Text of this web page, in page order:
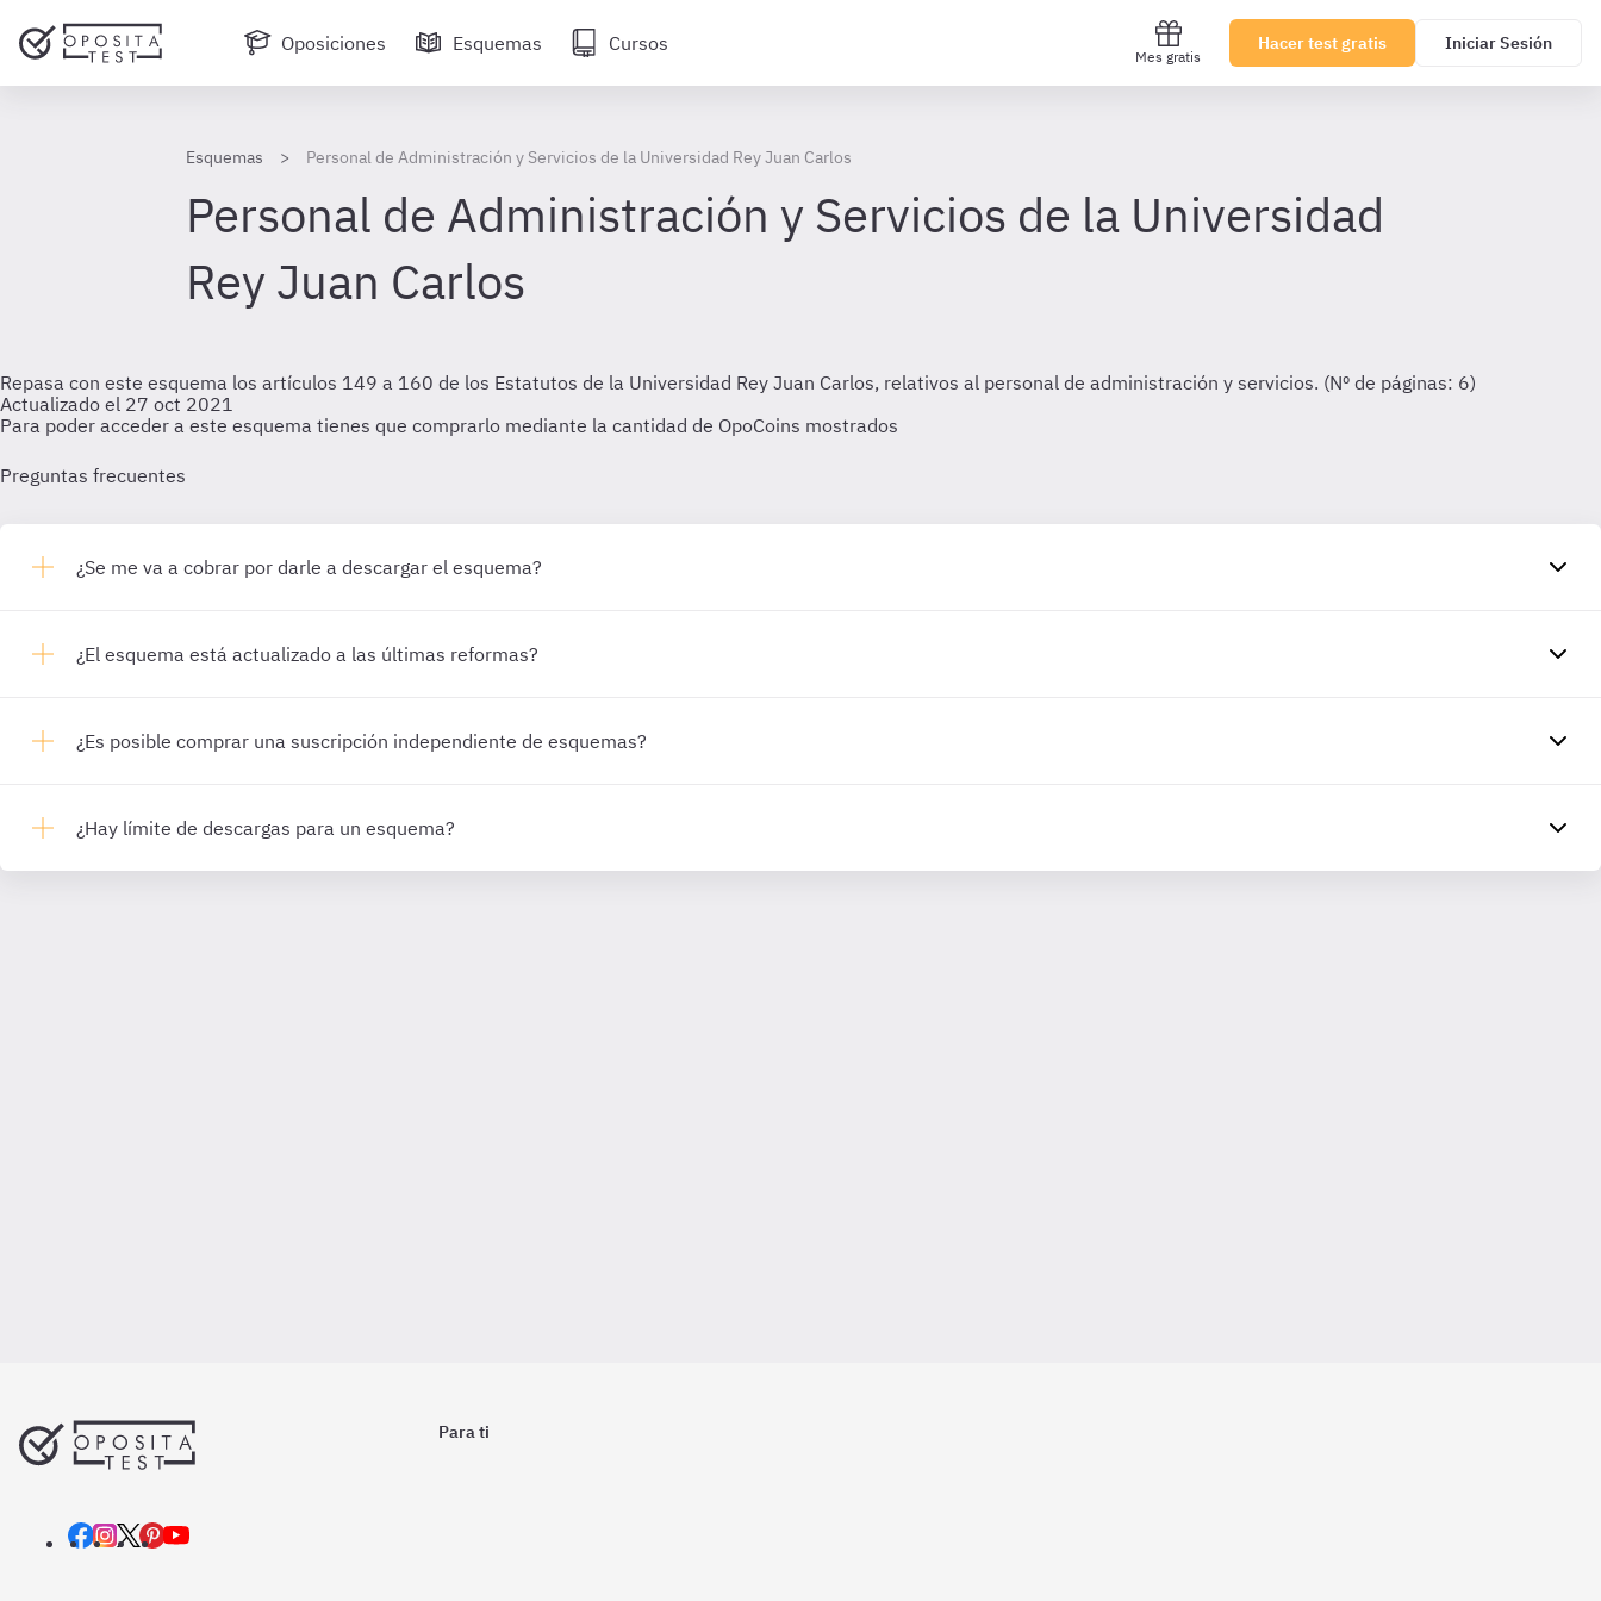
Oposiciones Esquemas Cursos
Mes gratis
Hacer test gratis Iniciar Sesión
Esquemas Personal de Administración y Servicios de la Universidad Rey Juan Carlos
Personal de Administración y Servicios de la Universidad
Rey Juan Carlos
Repasa con este esquema los artículos 149 a 160 de los Estatutos de la Universidad Rey Juan Carlos, relativos al personal de administración y servicios. (Nº de páginas: 6)
Actualizado el 27 oct 2021
Para poder acceder a este esquema tienes que comprarlo mediante la cantidad de OpoCoins mostrados
Preguntas frecuentes
¿Se me va a cobrar por darle a descargar el esquema?
¿El esquema está actualizado a las últimas reformas?
¿Es posible comprar una suscripción independiente de esquemas?
¿Hay límite de descargas para un esquema?
Para ti